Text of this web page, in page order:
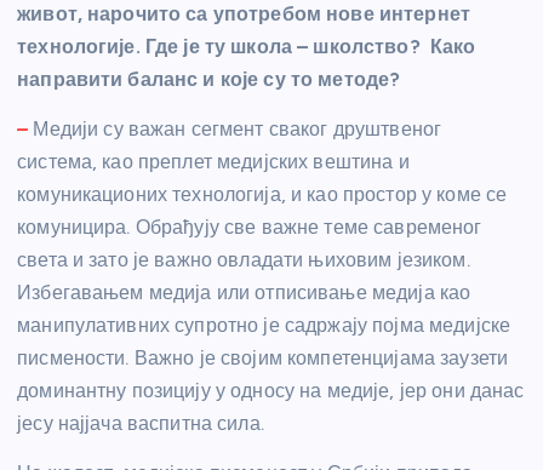
живот, нарочито са употребом нове интернет
технологије. Где је ту школа – школство? Како
направити баланс и које су то методе?
– Медији су важан сегмент сваког друштвеног
система, као преплет медијских вештина и
комуникационих технологија, и као простор у коме се
комуницира. Обрађују све важне теме савременог
света и зато је важно овладати њиховим језиком.
Избегавањем медија или отписивање медија као
манипулативних супротно је садржају појма медијске
писмености. Важно је својим компетенцијама заузети
доминантну позицију у односу на медије, јер они данас
јесу најјача васпитна сила.